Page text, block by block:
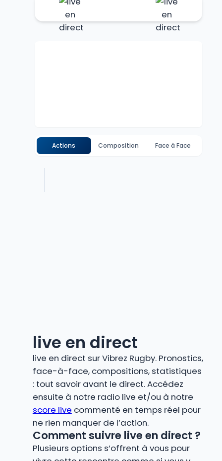
Actions Composition Face à Face
live en direct
live en direct sur Vibrez Rugby. Pronostics,
face-à-face, compositions, statistiques
: tout savoir avant le direct. Accédez
ensuite à notre radio live et/ou à notre
score live commenté en temps réel pour
ne rien manquer de l’action.
Comment suivre live en direct ?
Plusieurs options s’offrent à vous pour